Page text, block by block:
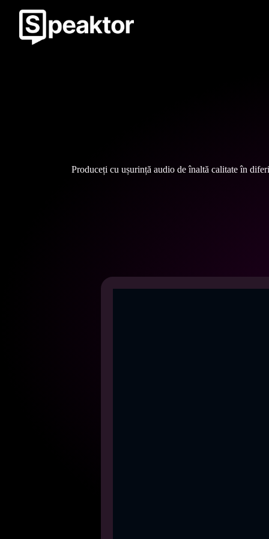
Produceți cu ușurință audio de înaltă calitate în